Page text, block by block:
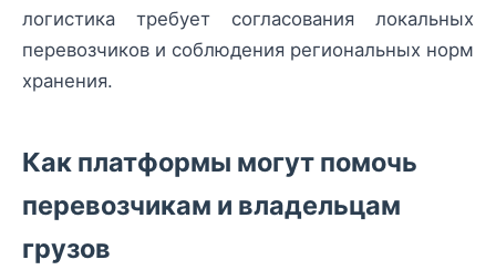
логистика требует согласования локальных
перевозчиков и соблюдения региональных норм
хранения.
Как платформы могут помочь
перевозчикам и владельцам
грузов